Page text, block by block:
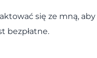
się ze mną,
bezpłatne.